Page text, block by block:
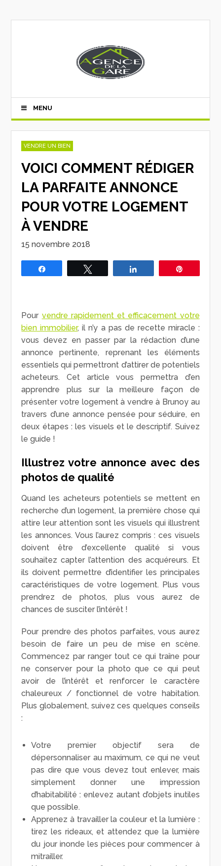
MENU
VENDRE UN BIEN
VOICI COMMENT RÉDIGER
LA PARFAITE ANNONCE
POUR VOTRE LOGEMENT
À VENDRE
15 novembre 2018
Pour vendre rapidement et efficacement votre
bien immobilier, il n’y a pas de recette miracle :
vous devez en passer par la rédaction d’une
annonce pertinente, reprenant les éléments
essentiels qui permettront d’attirer de potentiels
acheteurs. Cet article vous permettra d’en
apprendre plus sur la meilleure façon de
présenter votre logement à vendre à Brunoy au
travers d’une annonce pensée pour séduire, en
deux étapes : les visuels et le descriptif. Suivez
le guide !
Illustrez votre annonce avec des
photos de qualité
Quand les acheteurs potentiels se mettent en
recherche d’un logement, la première chose qui
attire leur attention sont les visuels qui illustrent
les annonces. Vous l’aurez compris : ces visuels
doivent être d’excellente qualité si vous
souhaitez capter l’attention des acquéreurs. Et
ils doivent permettre d’identifier les principales
caractéristiques de votre logement. Plus vous
prendrez de photos, plus vous aurez de
chances de susciter l’intérêt !
Pour prendre des photos parfaites, vous aurez
besoin de faire un peu de mise en scène.
Commencez par ranger tout ce qui traîne pour
ne conserver pour la photo que ce qui peut
avoir de l’intérêt et renforcer le caractère
chaleureux / fonctionnel de votre habitation.
Plus globalement, suivez ces quelques conseils
:
Votre premier objectif sera de
dépersonnaliser au maximum, ce qui ne veut
pas dire que vous devez tout enlever, mais
simplement donner une impression
d’habitabilité : enlevez autant d’objets inutiles
que possible.
Apprenez à travailler la couleur et la lumière :
tirez les rideaux, et attendez que la lumière
du jour inonde les pièces pour commencer à
mitrailler.